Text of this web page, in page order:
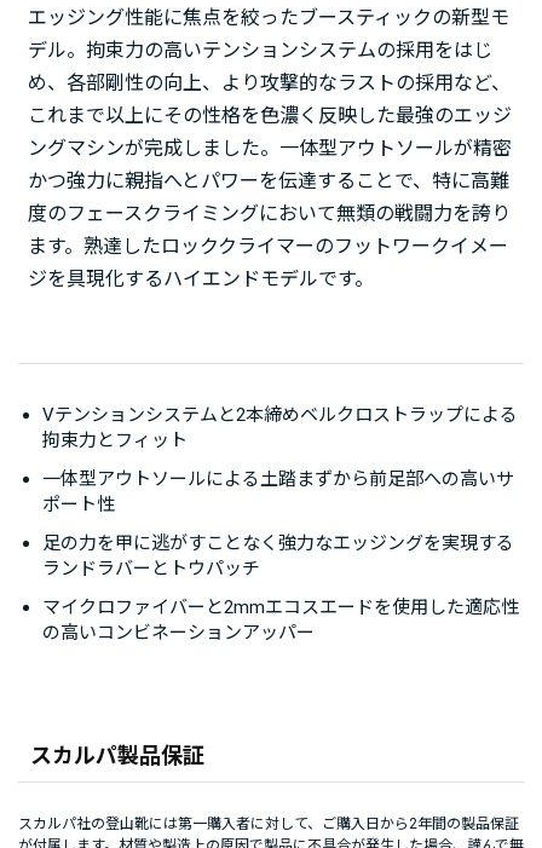
エッジング性能に焦点を絞ったブースティックの新型モ
デル。拘束力の高いテンションシステムの採用をはじ
め、各部剛性の向上、より攻撃的なラストの採用など、
これまで以上にその性格を色濃く反映した最強のエッジ
ングマシンが完成しました。一体型アウトソールが精密
かつ強力に親指へとパワーを伝達することで、特に高難
度のフェースクライミングにおいて無類の戦闘力を誇り
ます。熟達したロッククライマーのフットワークイメー
ジを具現化するハイエンドモデルです。
スカルパ製品保証
スカルパ社の登山靴には第一購入者に対して、ご購入日から2年間の製品保証
Vテンションシステムと2本締めベルクロストラップによる
拘束力とフィット
一体型アウトソールによる土踏まずから前足部への高いサ
ポート性
足の力を甲に逃がすことなく強力なエッジングを実現する
ランドラバーとトウパッチ
マイクロファイバーと2mmエコスエードを使用した適応性
の高いコンビネーションアッパー